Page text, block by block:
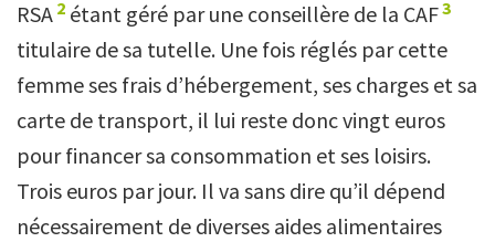
RSA 2 étant géré par une conseillère de la CAF3
titulaire de sa tutelle. Une fois réglés par cette
femme ses frais d’hébergement, ses charges et sa
carte de transport, il lui reste donc vingt euros
pour financer sa consommation et ses loisirs.
Trois euros par jour. Il va sans dire qu’il dépend
nécessairement de diverses aides alimentaires